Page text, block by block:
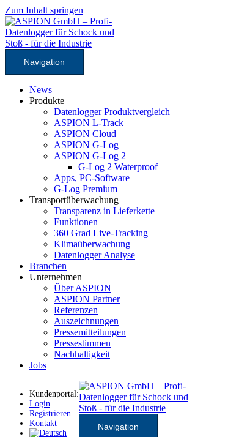
Zum Inhalt springen
Navigation
News
Produkte
Datenlogger Produktvergleich
ASPION L-Track
ASPION Cloud
ASPION G-Log
ASPION G-Log 2
G-Log 2 Waterproof
Apps, PC-Software
G-Log Premium
Transportüberwachung
Transparenz in Lieferkette
Funktionen
360 Grad Live-Tracking
Klimaüberwachung
Datenlogger Analyse
Branchen
Unternehmen
Über ASPION
ASPION Partner
Referenzen
Auszeichnungen
Pressemitteilungen
Pressestimmen
Nachhaltigkeit
Jobs
Kundenportal:
Login
Registrieren
Kontakt
Navigation